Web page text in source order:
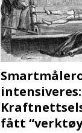
intensiveres:
fått